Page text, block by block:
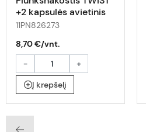
+2 kapsulės avietinis
bls
11PN826273
8,70 €/vnt.
-
+
Į krepšelį